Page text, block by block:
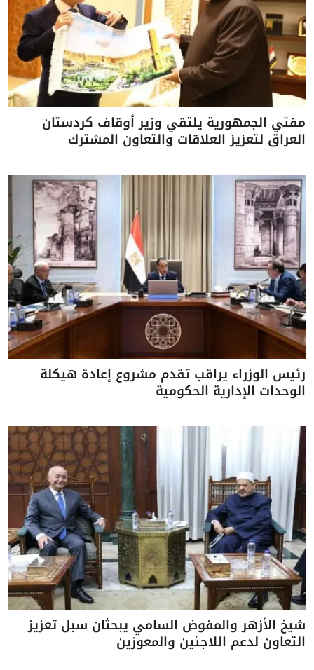
مفتي الجمهورية يلتقي وزير أوقاف كردستان
العراق لتعزيز العلاقات والتعاون المشترك
رئيس الوزراء يراقب تقدم مشروع إعادة هيكلة
الوحدات الإدارية الحكومية
شيخ الأزهر والمفوض السامي يبحثان سبل تعزيز
التعاون لدعم اللاجئين والمعوزين